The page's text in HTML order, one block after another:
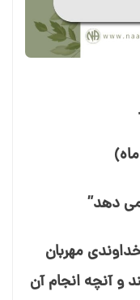
می⁯ دهد”
مهربان
و آنچه انجام آن